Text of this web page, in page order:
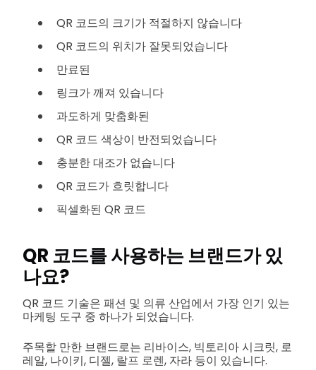
QR 코드의 크기가 적절하지 않습니다
QR 코드의 위치가 잘못되었습니다
만료된
링크가 깨져 있습니다
과도하게 맞춤화된
QR 코드 색상이 반전되었습니다
충분한 대조가 없습니다
QR 코드가 흐릿합니다
픽셀화된 QR 코드
QR 코드를 사용하는 브랜드가 있
나요?
QR 코드 기술은 패션 및 의류 산업에서 가장 인기 있는
마케팅 도구 중 하나가 되었습니다.
주목할 만한 브랜드로는 리바이스, 빅토리아 시크릿, 로
레알, 나이키, 디젤, 랄프 로렌, 자라 등이 있습니다.